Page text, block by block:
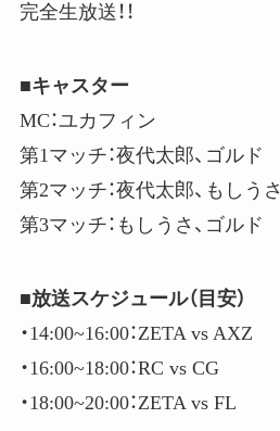
完全生放送！！
■キャスター
MC：ユカフィン
第1マッチ：夜代太郎、ゴルド
第2マッチ：夜代太郎、もしうさ
第3マッチ：もしうさ、ゴルド
■放送スケジュール（目安）
・14:00​​~16:00​​：ZETA vs AXZ
・16:00​​~18:00​​：RC vs CG
・18:00​​~20:00​​：ZETA vs FL